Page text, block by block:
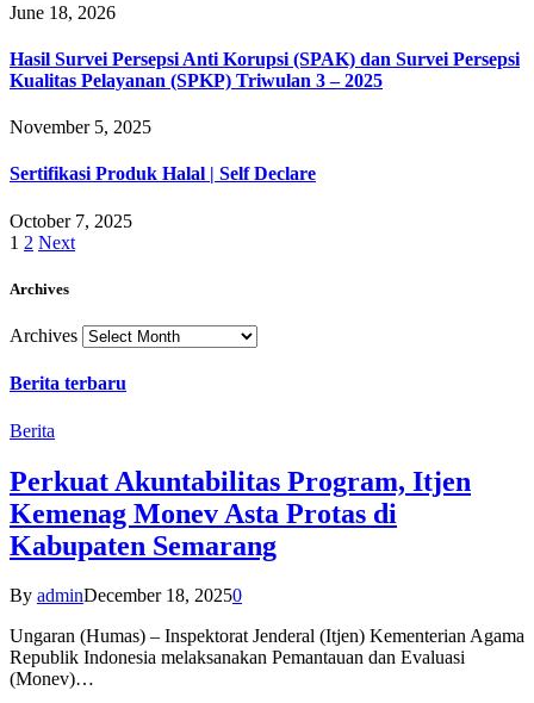
June 18, 2026
Hasil Survei Persepsi Anti Korupsi (SPAK) dan Survei Persepsi
Kualitas Pelayanan (SPKP) Triwulan 3 – 2025
November 5, 2025
Sertifikasi Produk Halal | Self Declare
October 7, 2025
1 2 Next
Archives
Archives
Berita terbaru
Berita
Perkuat Akuntabilitas Program, Itjen
Kemenag Monev Asta Protas di
Kabupaten Semarang
By adminDecember 18, 20250
Ungaran (Humas) – Inspektorat Jenderal (Itjen) Kementerian Agama
Republik Indonesia melaksanakan Pemantauan dan Evaluasi
(Monev)…